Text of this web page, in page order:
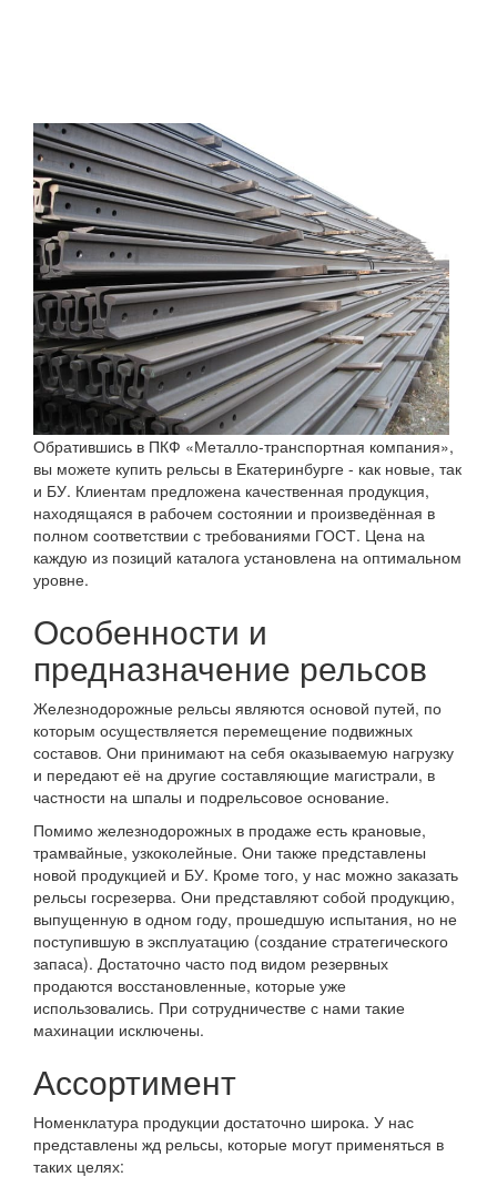
Обратившись в ПКФ «Металло-транспортная компания»,
вы можете купить рельсы в Екатеринбурге - как новые, так
и БУ. Клиентам предложена качественная продукция,
находящаяся в рабочем состоянии и произведённая в
полном соответствии с требованиями ГОСТ. Цена на
каждую из позиций каталога установлена на оптимальном
уровне.
Особенности и
предназначение рельсов
Железнодорожные рельсы являются основой путей, по
которым осуществляется перемещение подвижных
составов. Они принимают на себя оказываемую нагрузку
и передают её на другие составляющие магистрали, в
частности на шпалы и подрельсовое основание.
Помимо железнодорожных в продаже есть крановые,
трамвайные, узкоколейные. Они также представлены
новой продукцией и БУ. Кроме того, у нас можно заказать
рельсы госрезерва. Они представляют собой продукцию,
выпущенную в одном году, прошедшую испытания, но не
поступившую в эксплуатацию (создание стратегического
запаса). Достаточно часто под видом резервных
продаются восстановленные, которые уже
использовались. При сотрудничестве с нами такие
махинации исключены.
Ассортимент
Номенклатура продукции достаточно широка. У нас
представлены жд рельсы, которые могут применяться в
таких целях: